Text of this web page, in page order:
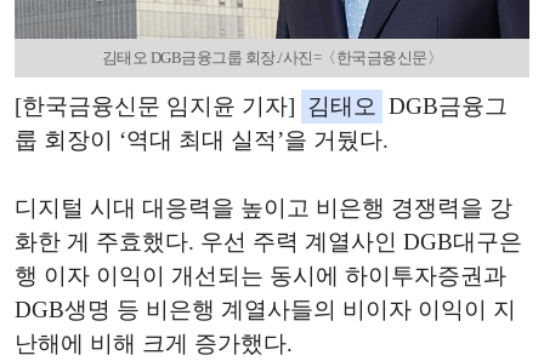
김태오 DGB금융그룹 회장./사진=〈한국금융신문〉
[한국금융신문 임지윤 기자] 김태오
DGB금융그
룹 회장이 ‘역대 최대 실적’을 거뒀다.
디지털 시대 대응력을 높이고 비은행 경쟁력을 강
화한 게 주효했다. 우선 주력 계열사인 DGB대구은
행 이자 이익이 개선되는 동시에 하이투자증권과
DGB생명 등 비은행 계열사들의 비이자 이익이 지
난해에 비해 크게 증가했다.